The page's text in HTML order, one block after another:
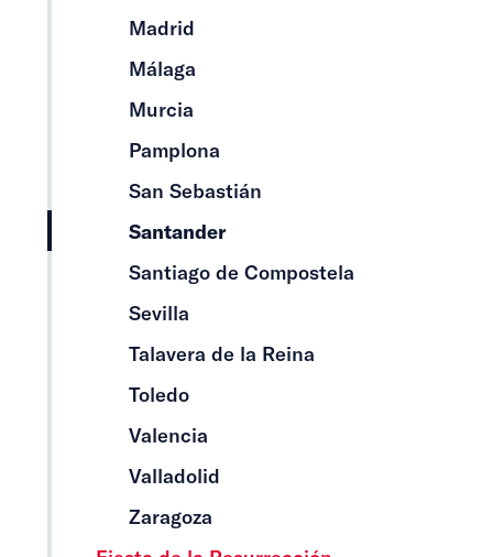
Madrid
Málaga
Murcia
Pamplona
San Sebastián
Santander
Santiago de Compostela
Sevilla
Talavera de la Reina
Toledo
Valencia
Valladolid
Zaragoza